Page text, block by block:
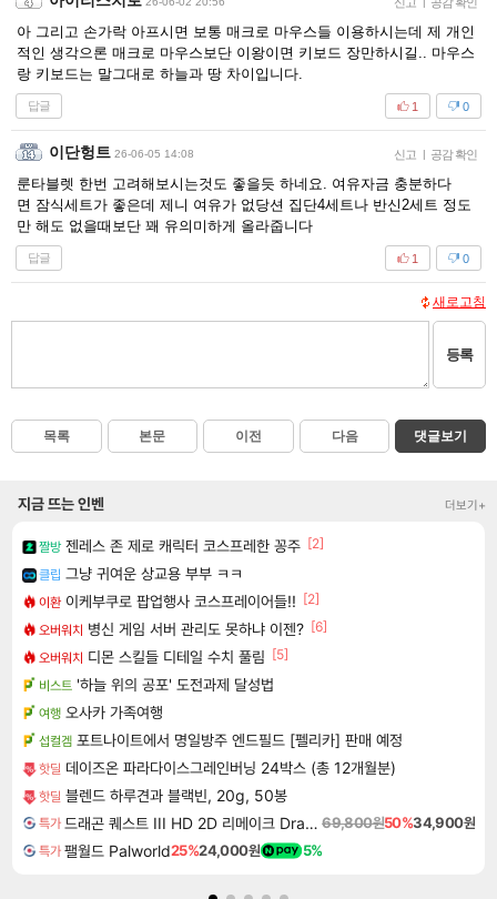
아 그리고 손가락 아프시면 보통 매크로 마우스들 이용하시는데 제 개인
적인 생각으론 매크로 마우스보단 이왕이면 키보드 장만하시길.. 마우스
랑 키보드는 말그대로 하늘과 땅 차이입니다.
답글 0
1
이단헝트 26-06-05 14:08 신고 | 공감 확인
룬타블렛 한번 고려해보시는것도 좋을듯 하네요. 여유자금 충분하다
면 잠식세트가 좋은데 제니 여유가 없당션 집단4세트나 반신2세트 정도
만 해도 없을때보단 꽤 유의미하게 올라줍니다
답글 0
1
새로고침
등록
목록 본문 이전 다음 댓글보기
지금 뜨는 인벤 더보기+
짤방 젠레스 존 제로 캐릭터 코스프레한 꽁주 [2]
클립 그냥 귀여운 상교용 부부 ㅋㅋ
이환 이케부쿠로 팝업행사 코스프레이어들!! [2]
오버워치 병신 게임 서버 관리도 못하냐 이젠? [6]
오버워치 디몬 스킬들 디테일 수치 풀림 [5]
비스트 '하늘 위의 공포' 도전과제 달성법
여행 오사카 가족여행
섭컬겜 포트나이트에서 명일방주 엔드필드 [펠리카] 판매 예정
핫딜 데이즈온 파라다이스그레인버닝 24박스 (총 12개월분)
핫딜 블렌드 하루견과 블랙빈, 20g, 50봉
특가 드래곤 퀘스트 III HD 2D 리메이크 Dragon Quest III HD 2D Remake 69,800원50%34,900원
특가 팰월드 Palworld25%24,000원 5%